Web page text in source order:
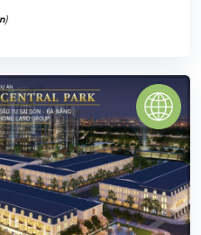
vị trí tọa lạc chiến lược tại
các trục đường trọng
Lương Bằng ...
)